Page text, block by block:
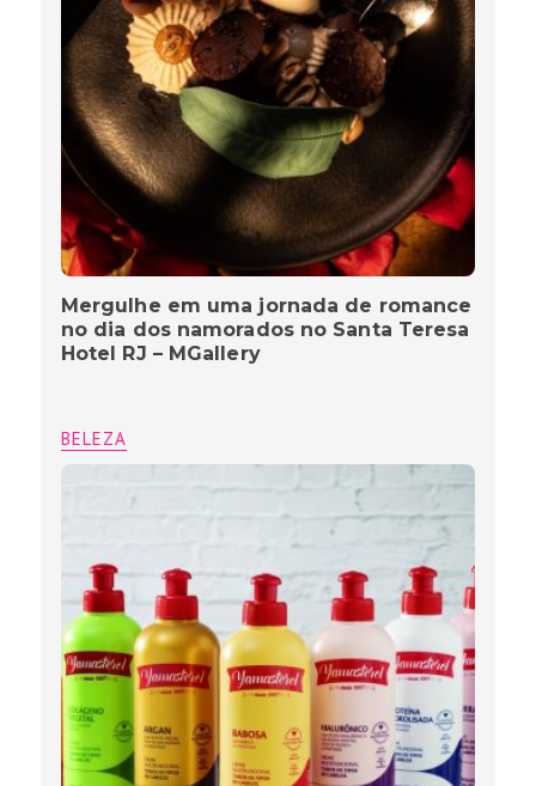
Mergulhe em uma jornada de romance
no dia dos namorados no Santa Teresa
Hotel RJ – MGallery
BELEZA